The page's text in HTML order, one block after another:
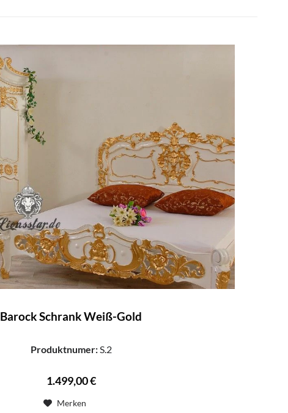
Barock Schrank Weiß-Gold
Produktnumer:S.2
1.499,00 €
Merken